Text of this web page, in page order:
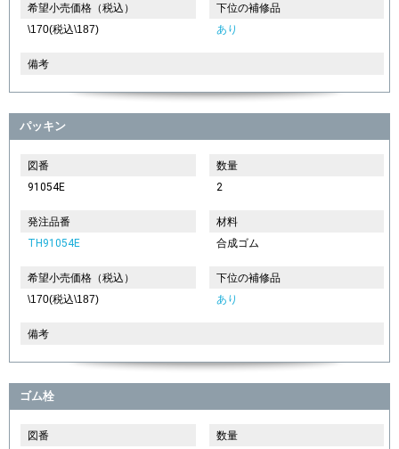
希望小売価格（税込）
\170(税込\187)
下位の補修品
あり
備考
パッキン
図番
91054E
数量
2
発注品番
TH91054E
材料
合成ゴム
希望小売価格（税込）
\170(税込\187)
下位の補修品
あり
備考
ゴム栓
図番
数量